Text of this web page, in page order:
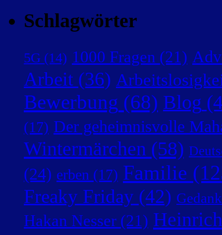
Schlagwörter
5G (14) 1000 Fragen (21)
Arbeit (36)
Bewerbung (68) Blog
(17) Der geheimnisvolle
Wintermärchen (58)
(24) erben (17) Familie
Freaky Friday (42)
Hakan Nesser (21)